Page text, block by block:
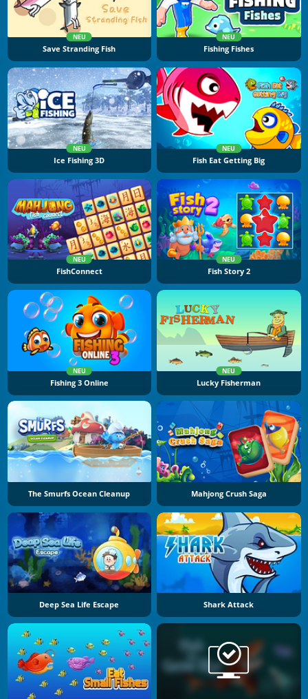
NEU
Save Stranding Fish
NEU
Fishing Fishes
NEU
Ice Fishing 3D
NEU
Fish Eat Getting Big
NEU
FishConnect
NEU
Fish Story 2
NEU
Fishing 3 Online
NEU
Lucky Fisherman
The Smurfs Ocean Cleanup Mahjong Crush Saga
Deep Sea Life Escape Shark Attack